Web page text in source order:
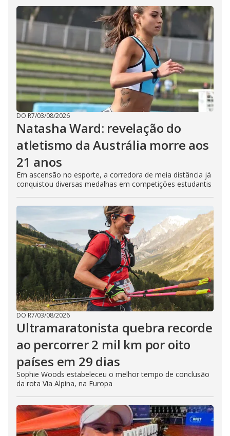
DO R7/03/08/2026
Natasha Ward: revelação do
atletismo da Austrália morre aos
21 anos
Em ascensão no esporte, a corredora de meia distância já
conquistou diversas medalhas em competições estudantis
DO R7/03/08/2026
Ultramaratonista quebra recorde
ao percorrer 2 mil km por oito
países em 29 dias
Sophie Woods estabeleceu o melhor tempo de conclusão
da rota Via Alpina, na Europa